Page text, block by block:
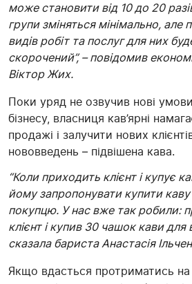
може становити від 10 до 20
групи зміняться мінімально, але
видів робіт та послуг для них
скорочений”, – повідомив
Віктор Жих.
Поки уряд не озвучив нові
бізнесу, власниця кав’ярні
продажі і залучити нових
нововведень – підвішена кава.
“Коли приходить клієнт і купує
йому запропонувати купити
покупцю. У нас вже так робили:
клієнт і купив 30 чашок кави для
сказала бариста Анастасія
Якщо вдасться протриматись на